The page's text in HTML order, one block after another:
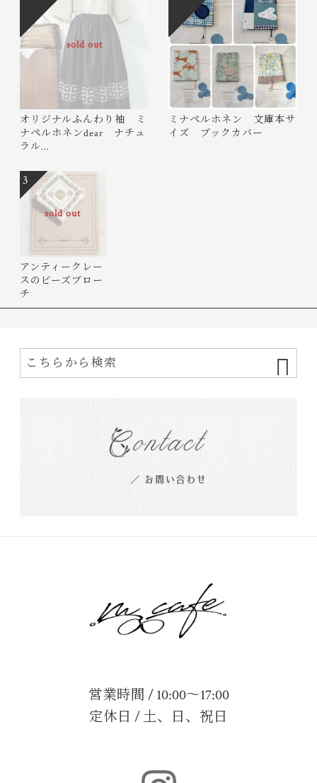
sold out
オリジナルふんわり袖 ミ
ナペルホネンdear ナチュ
ラル…
ミナペルホネン 文庫本サ
イズ ブックカバー
sold out
アンティークレー
スのビーズブロー
チ
3
営業時間 / 10:00～17:00
定休日 / 土、日、祝日